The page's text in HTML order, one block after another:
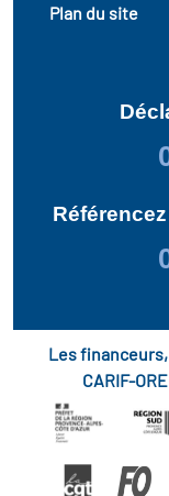
Plan du site
Les
CARIF-